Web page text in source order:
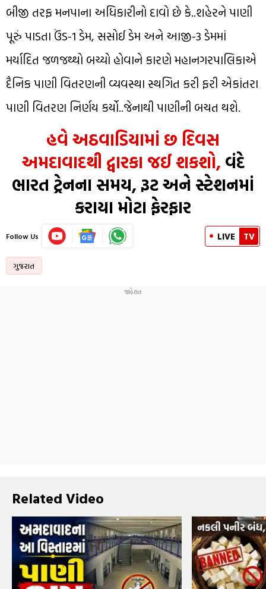
બીજી તરફ મનપાના અધિકારીનો દાવો છે કે..શહેરને પાણી
પૂરું પાડતા ઉંડ-1 ડેમ, સસોઈ ડેમ અને આજી-3 ડેમમાં
મર્યાદિત જળજથ્થો બચ્યો હોવાને કારણે મહાનગરપાલિકાએ
દૈનિક પાણી વિતરણની વ્યવસ્થા સ્થગિત કરી ફરી એકાંતરા
પાણી વિતરણ નિર્ણય કર્યો..જેનાથી પાણીની બચત થશે.
હવે અઠવાડિયામાં છ દિવસ
અમદાવાદથી દ્વારકા જઈ શકશો, વંદે
ભારત ટ્રેનના સમય, રૂટ અને સ્ટેશનમાં
કરાયા મોટા ફેરફાર
Follow Us LIVE TV
ગુજરાત
Related Video